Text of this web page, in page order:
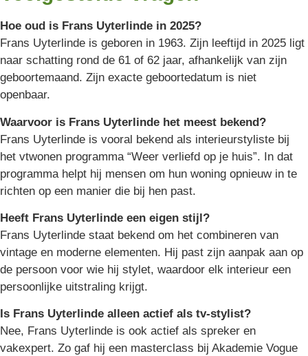
Hoe oud is Frans Uyterlinde in 2025?
Frans Uyterlinde is geboren in 1963. Zijn leeftijd in 2025 ligt
naar schatting rond de 61 of 62 jaar, afhankelijk van zijn
geboortemaand. Zijn exacte geboortedatum is niet
openbaar.
Waarvoor is Frans Uyterlinde het meest bekend?
Frans Uyterlinde is vooral bekend als interieurstyliste bij
het vtwonen programma “Weer verliefd op je huis”. In dat
programma helpt hij mensen om hun woning opnieuw in te
richten op een manier die bij hen past.
Heeft Frans Uyterlinde een eigen stijl?
Frans Uyterlinde staat bekend om het combineren van
vintage en moderne elementen. Hij past zijn aanpak aan op
de persoon voor wie hij stylet, waardoor elk interieur een
persoonlijke uitstraling krijgt.
Is Frans Uyterlinde alleen actief als tv-stylist?
Nee, Frans Uyterlinde is ook actief als spreker en
vakexpert. Zo gaf hij een masterclass bij Akademie Vogue